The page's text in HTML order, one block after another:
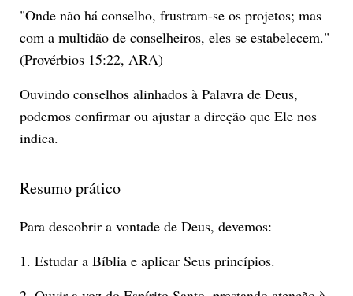
"Onde não há conselho, frustram-se os projetos; mas
com a multidão de conselheiros, eles se estabelecem."
(Provérbios 15:22, ARA)
Ouvindo conselhos alinhados à Palavra de Deus,
podemos confirmar ou ajustar a direção que Ele nos
indica.
Resumo prático
Para descobrir a vontade de Deus, devemos:
1. Estudar a Bíblia e aplicar Seus princípios.